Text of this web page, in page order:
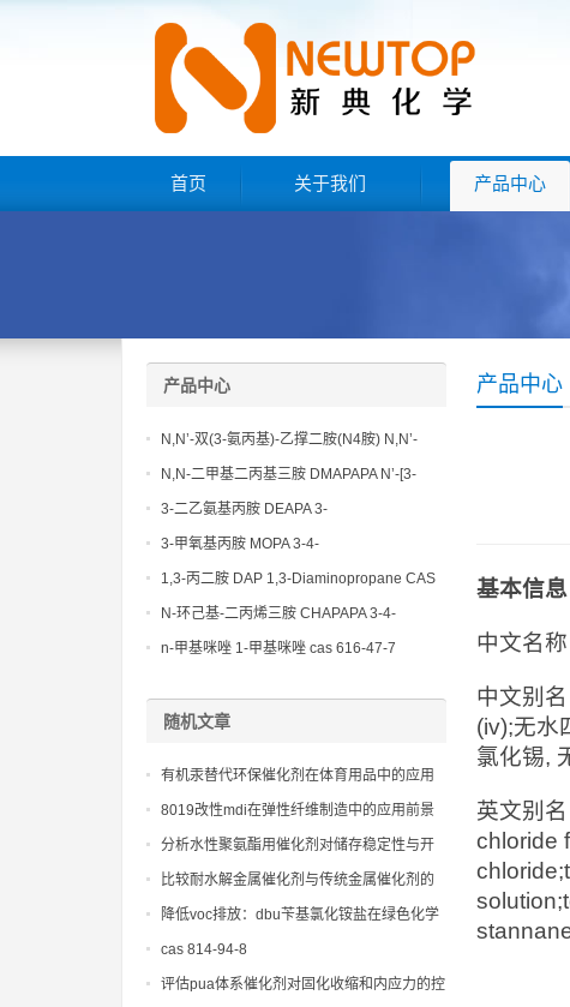
首页 关于我们 产品中心
产品中心
基本信息
中文名
中文别
(iv);无水
氯化锡,
英文别
chloride
产品中心
N,N’-双(3-氨丙基)-乙撑二胺(N4胺) N,N’-
Bis(3-aminopropyl)-ethylenediamine CAS
No10563-26-5
N,N-二甲基二丙基三胺 DMAPAPA N’-[3-
(dimethylamino)propyllpropane-1,3-
diamine CAS No10563-29-8
3-二乙氨基丙胺 DEAPA 3-
(Diethylamino)propylamine CAS No 104-
3-甲氧基丙胺 MOPA 3-4-
Methoxypropylamine CAS No 5332-73-0
1,3-丙二胺 DAP 1,3-Diaminopropane CAS
No 109-76-2
N-环己基-二丙烯三胺 CHAPAPA 3-4-
Methoxypropylamine CAS No:5332-73-0
n-甲基咪唑 1-甲基咪唑 cas 616-47-7
随机文章
有机汞替代环保催化剂在体育用品中的应用
潜力
8019改性mdi在弹性纤维制造中的应用前景
分析水性聚氨酯用催化剂对储存稳定性与开
放时间的影响
比较耐水解金属催化剂与传统金属催化剂的
性能差异
降低voc排放：dbu苄基氯化铵盐在绿色化学
中的作用
cas 814-94-8
评估pua体系催化剂对固化收缩和内应力的控